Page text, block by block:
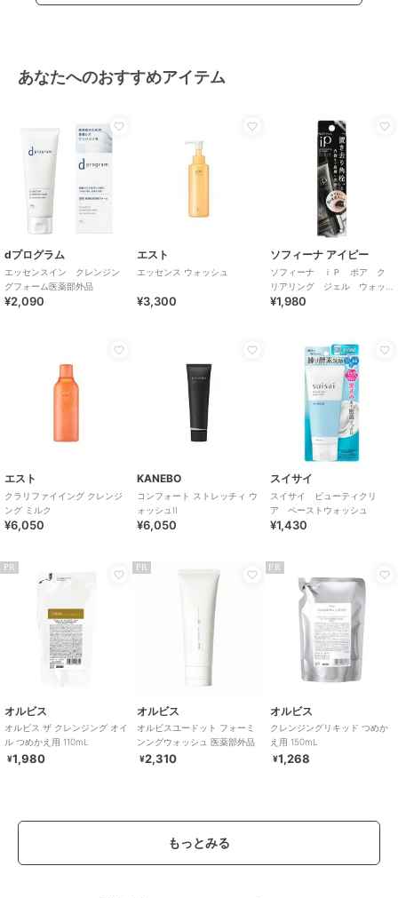
あなたへのおすすめアイテム
dプログラム
エッセンスイン クレンジン
グフォーム医薬部外品
¥2,090
エスト
エッセンス ウォッシュ
¥3,300
ソフィーナ アイピー
ソフィーナ ｉＰ ポア ク
リアリング ジェル ウォッ
シュ
¥1,980
エスト
クラリファイイング クレンジ
ング ミルク
¥6,050
KANEBO
コンフォート ストレッチィ ウ
ォッシュII
¥6,050
スイサイ
スイサイ ビューティクリ
ア ペーストウォッシュ
¥1,430
PR
オルビス
オルビス ザ クレンジング オイ
ル つめかえ用 110mL
¥1,980
PR
オルビス
オルビスユードット フォーミ
ンングウォッシュ 医薬部外品
¥2,310
PR
オルビス
クレンジングリキッド つめか
え用 150mL
¥1,268
もっとみる